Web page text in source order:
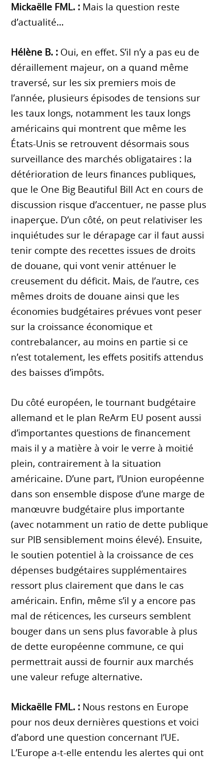
Mickaëlle FML. : Mais la question reste
d’actualité…
Hélène B. : Oui, en effet. S’il n’y a pas eu de
déraillement majeur, on a quand même
traversé, sur les six premiers mois de
l’année, plusieurs épisodes de tensions sur
les taux longs, notamment les taux longs
américains qui montrent que même les
États-Unis se retrouvent désormais sous
surveillance des marchés obligataires : la
détérioration de leurs finances publiques,
que le One Big Beautiful Bill Act en cours de
discussion risque d’accentuer, ne passe plus
inaperçue. D’un côté, on peut relativiser les
inquiétudes sur le dérapage car il faut aussi
tenir compte des recettes issues de droits
de douane, qui vont venir atténuer le
creusement du déficit. Mais, de l’autre, ces
mêmes droits de douane ainsi que les
économies budgétaires prévues vont peser
sur la croissance économique et
contrebalancer, au moins en partie si ce
n’est totalement, les effets positifs attendus
des baisses d’impôts.
Du côté européen, le tournant budgétaire
allemand et le plan ReArm EU posent aussi
d’importantes questions de financement
mais il y a matière à voir le verre à moitié
plein, contrairement à la situation
américaine. D’une part, l’Union européenne
dans son ensemble dispose d’une marge de
manœuvre budgétaire plus importante
(avec notamment un ratio de dette publique
sur PIB sensiblement moins élevé). Ensuite,
le soutien potentiel à la croissance de ces
dépenses budgétaires supplémentaires
ressort plus clairement que dans le cas
américain. Enfin, même s’il y a encore pas
mal de réticences, les curseurs semblent
bouger dans un sens plus favorable à plus
de dette européenne commune, ce qui
permettrait aussi de fournir aux marchés
une valeur refuge alternative.
Mickaëlle FML. : Nous restons en Europe
pour nos deux dernières questions et voici
d’abord une question concernant l’UE.
L’Europe a-t-elle entendu les alertes qui ont